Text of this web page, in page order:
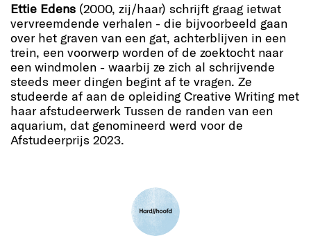
Ettie Edens (2000, zij/haar) schrijft graag ietwat
vervreemdende verhalen - die bijvoorbeeld gaan
over het graven van een gat, achterblijven in een
trein, een voorwerp worden of de zoektocht naar
een windmolen - waarbij ze zich al schrijvende
steeds meer dingen begint af te vragen. Ze
studeerde af aan de opleiding Creative Writing met
haar afstudeerwerk Tussen de randen van een
aquarium, dat genomineerd werd voor de
Afstudeerprijs 2023.